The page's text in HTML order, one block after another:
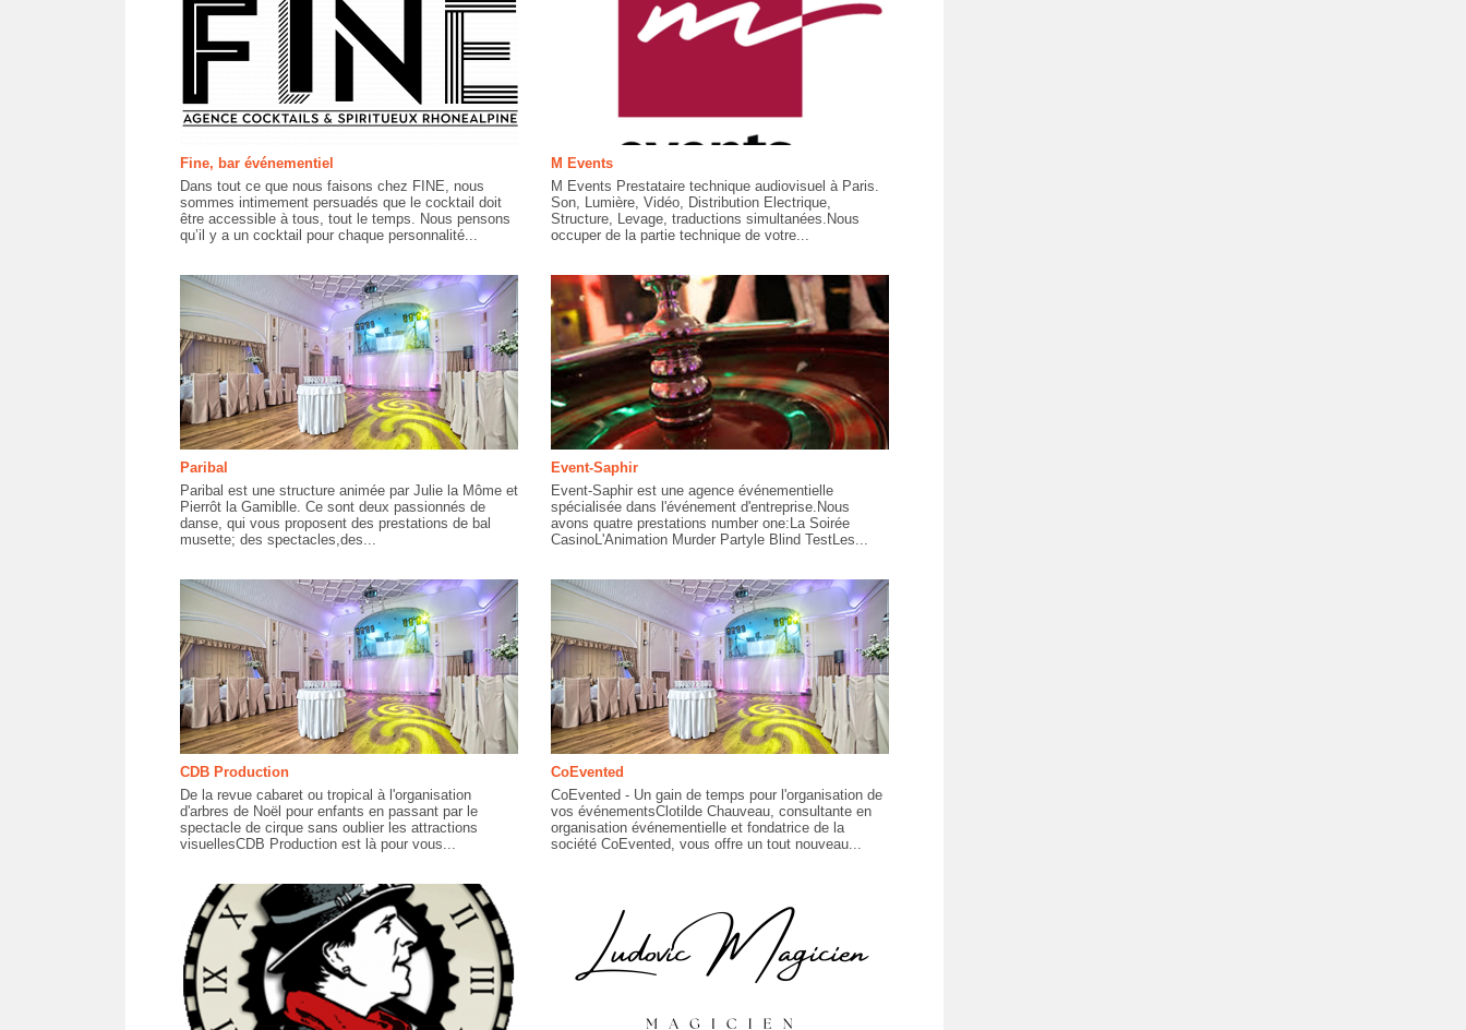
Fine, bar événementiel
Dans tout ce que nous faisons chez FINE, nous
sommes intimement persuadés que le cocktail doit
être accessible à tous, tout le temps. Nous pensons
qu’il y a un cocktail pour chaque personnalité...
M Events
M Events Prestataire technique audiovisuel à Paris.
Son, Lumière, Vidéo, Distribution Electrique,
Structure, Levage, traductions simultanées.Nous
occuper de la partie technique de votre...
Paribal
Paribal est une structure animée par Julie la Môme et
Pierrôt la Gamiblle. Ce sont deux passionnés de
danse, qui vous proposent des prestations de bal
musette; des spectacles,des...
Event-Saphir
Event-Saphir est une agence événementielle
spécialisée dans l'événement d'entreprise.Nous
avons quatre prestations number one:La Soirée
CasinoL'Animation Murder Partyle Blind TestLes...
CDB Production
De la revue cabaret ou tropical à l'organisation
d'arbres de Noël pour enfants en passant par le
spectacle de cirque sans oublier les attractions
visuellesCDB Production est là pour vous...
CoEvented
CoEvented - Un gain de temps pour l'organisation de
vos événementsClotilde Chauveau, consultante en
organisation événementielle et fondatrice de la
société CoEvented, vous offre un tout nouveau...